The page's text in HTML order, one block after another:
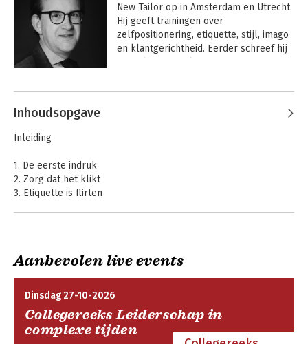
New Tailor op in Amsterdam en Utrecht.
Hij geeft trainingen over
zelfpositionering, etiquette, stijl, imago
en klantgerichtheid. Eerder schreef hij
van de bestseller 'Het Blauwe Boekje -
Andere boeken door Roel Wolbrink
101% IK - Jouw
persoonlijke merk
in 8 stappen
3.0
Inhoudsopgave
Inleiding
1. De eerste indruk
2. Zorg dat het klikt
3. Etiquette is flirten
8. Aan het werk
9. Communicatie
10. Internationaal zakendoen
Dankwoord
Literatuur
Aanbevolen live events
Dinsdag 27-10-2026
Collegereeks Leiderschap in
complexe tijden